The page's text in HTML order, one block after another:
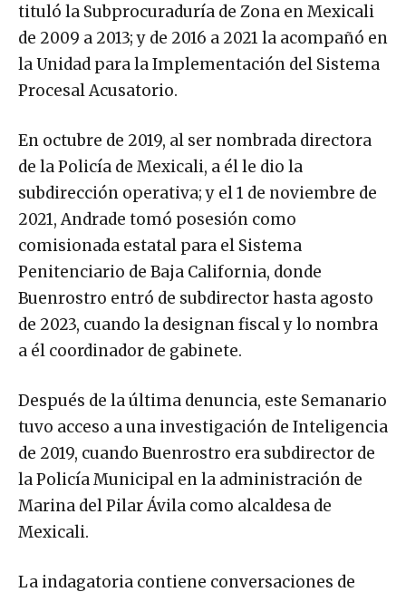
tituló la Subprocuraduría de Zona en Mexicali
de 2009 a 2013; y de 2016 a 2021 la acompañó en
la Unidad para la Implementación del Sistema
Procesal Acusatorio.
En octubre de 2019, al ser nombrada directora
de la Policía de Mexicali, a él le dio la
subdirección operativa; y el 1 de noviembre de
2021, Andrade tomó posesión como
comisionada estatal para el Sistema
Penitenciario de Baja California, donde
Buenrostro entró de subdirector hasta agosto
de 2023, cuando la designan fiscal y lo nombra
a él coordinador de gabinete.
Después de la última denuncia, este Semanario
tuvo acceso a una investigación de Inteligencia
de 2019, cuando Buenrostro era subdirector de
la Policía Municipal en la administración de
Marina del Pilar Ávila como alcaldesa de
Mexicali.
La indagatoria contiene conversaciones de